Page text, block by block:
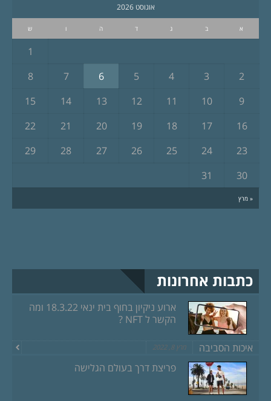
אוגוסט 2026
א ב ג ד ה ו ש
« מרץ
1
2
3
4
5
6
7
8
9
10
11
12
13
14
15
16
17
18
19
20
21
22
23
24
25
26
27
28
29
30
31
כתבות אחרונות
ארוע ניקיון בחוף בית ינאי 18.3.22 ומה
הקשר ל NFT ?
איכות הסביבה מרץ 8, 2022
פריצת דרך בעולם הגלישה